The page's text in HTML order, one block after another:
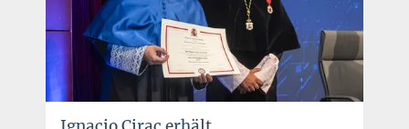
Max-Planck-Institut für Quantenoptik, Garching